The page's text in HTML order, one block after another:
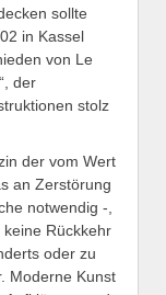
sollte
in Kassel
von Le
der
stolz
der vom Wert
an Zerstörung
notwendig -,
Rückkehr
oder zu
Moderne Kunst